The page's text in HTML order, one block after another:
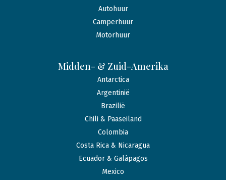
Autohuur
Camperhuur
Motorhuur
Midden- & Zuid-Amerika
Antarctica
Argentinië
Brazilië
Chili & Paaseiland
Colombia
Costa Rica & Nicaragua
Ecuador & Galápagos
Mexico